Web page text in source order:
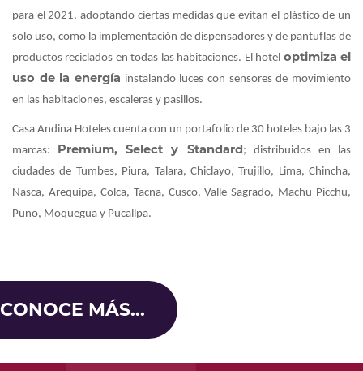
para el 2021, adoptando ciertas medidas que evitan el plástico de un
solo uso, como la implementación de dispensadores y de pantuflas de
productos reciclados en todas las habitaciones. El hotel optimiza el
uso de la energía instalando luces con sensores de movimiento
en las habitaciones, escaleras y pasillos.
Casa Andina Hoteles cuenta con un portafolio de 30 hoteles bajo las 3
marcas: Premium, Select y Standard; distribuidos en las
ciudades de Tumbes, Piura, Talara, Chiclayo, Trujillo, Lima, Chincha,
Nasca, Arequipa, Colca, Tacna, Cusco, Valle Sagrado, Machu Picchu,
Puno, Moquegua y Pucallpa.
CONOCE MÁS...